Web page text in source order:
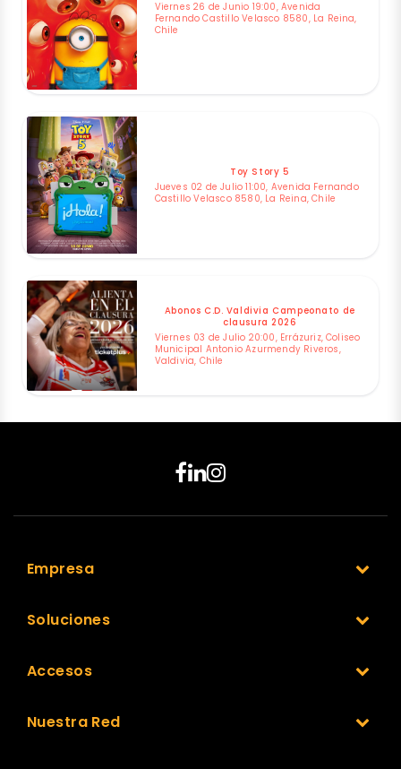
Viernes 26 de Junio 19:00, Avenida
Fernando Castillo Velasco 8580, La Reina,
Chile
Toy Story 5
Jueves 02 de Julio 11:00, Avenida Fernando
Castillo Velasco 8580, La Reina, Chile
Abonos C.D. Valdivia Campeonato de
clausura 2026
Viernes 03 de Julio 20:00, Errázuriz, Coliseo
Municipal Antonio Azurmendy Riveros,
Valdivia, Chile
Empresa
Soluciones
Accesos
Nuestra Red